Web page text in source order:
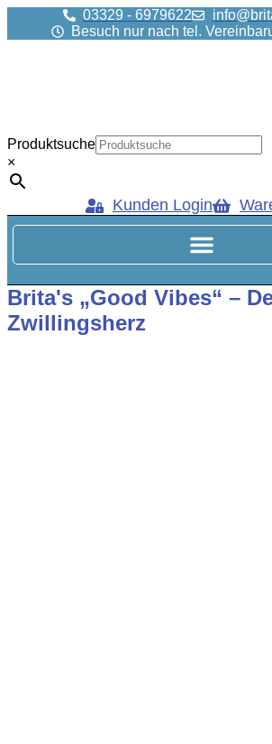
03329 - 6979622
Besuch nur nach tel.
Produktsuche
×
Kunden Login
Brita's „Good Vibes“ –
Zwillingsherz